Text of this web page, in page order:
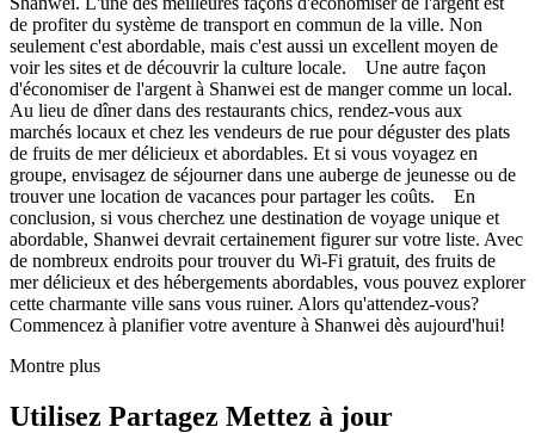
de profiter du système de transport en commun de la ville. Non
seulement c'est abordable, mais c'est aussi un excellent moyen de
voir les sites et de découvrir la culture locale. Une autre façon
d'économiser de l'argent à Shanwei est de manger comme un local.
Au lieu de dîner dans des restaurants chics, rendez-vous aux
marchés locaux et chez les vendeurs de rue pour déguster des plats
de fruits de mer délicieux et abordables. Et si vous voyagez en
groupe, envisagez de séjourner dans une auberge de jeunesse ou de
trouver une location de vacances pour partager les coûts. En
conclusion, si vous cherchez une destination de voyage unique et
abordable, Shanwei devrait certainement figurer sur votre liste. Avec
de nombreux endroits pour trouver du Wi-Fi gratuit, des fruits de
mer délicieux et des hébergements abordables, vous pouvez explorer
cette charmante ville sans vous ruiner. Alors qu'attendez-vous?
Commencez à planifier votre aventure à Shanwei dès aujourd'hui!
Montre plus
Utilisez Partagez Mettez à jour